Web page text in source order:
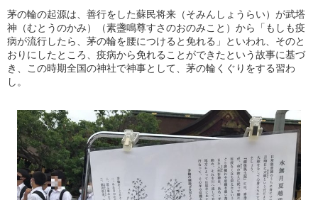
茅の輪の起源は、善行をした蘇民将来（そみんしょうらい）が武塔
神（むとうのかみ）（素盞鳴尊すさのおのみこと）から「もしも疫
病が流行したら、茅の輪を腰につけると免れる」といわれ、そのと
おりにしたところ、疫病から免れることができたという故事に基づ
き、この時期全国の神社で神事として、茅の輪くぐりをする習わ
し。